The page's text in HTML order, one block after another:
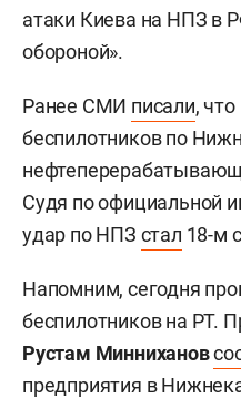
атаки Киева на НПЗ в
обороной».
Ранее СМИ писали,
беспилотников по
Судя по официальной
удар по НПЗ стал 18-м
Напомним, сегодня
беспилотников на РТ.
Рустам Минниханов
предприятия в